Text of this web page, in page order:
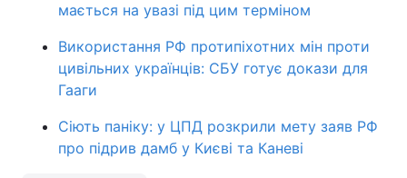
мається на увазі під цим терміном
Використання РФ протипіхотних мін проти
цивільних українців: СБУ готує докази для
Гааги
Сіють паніку: у ЦПД розкрили мету заяв РФ
про підрив дамб у Києві та Каневі